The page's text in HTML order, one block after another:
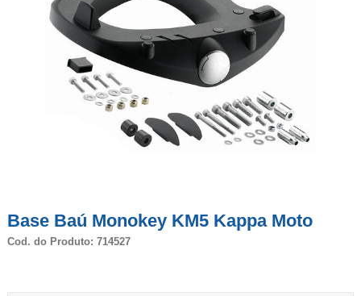
Base Baú Monokey KM5 Kappa Moto
Cod. do Produto: 714527